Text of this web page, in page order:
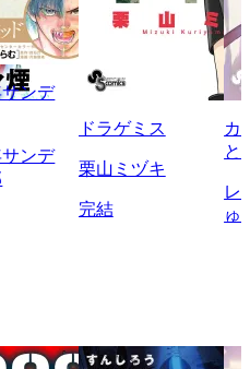
ンデ
ンデ
ドラゲミス
栗山ミヅキ
完結
カ
と
レ
ゅ